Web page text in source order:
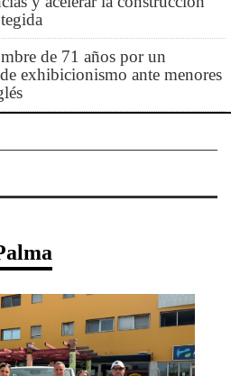
de 71 años por un
exhibicionismo ante menores